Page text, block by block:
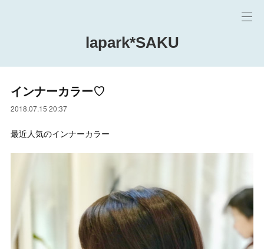
lapark*SAKU
インナーカラー♡
2018.07.15 20:37
最近人気のインナーカラー